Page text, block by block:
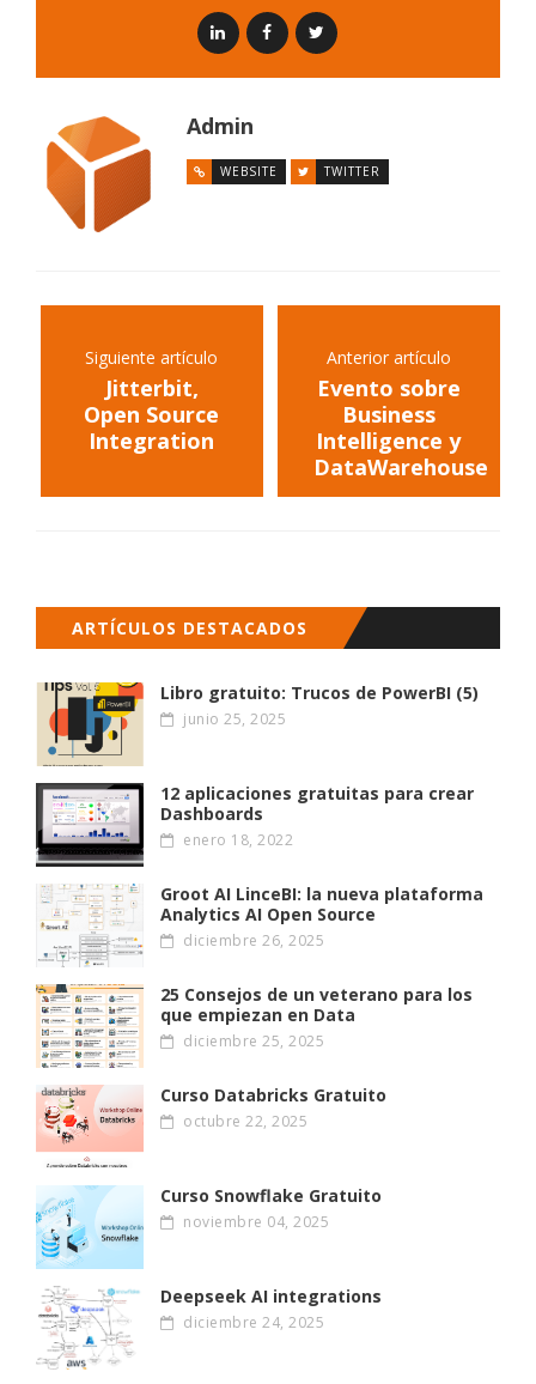
Admin
WEBSITE TWITTER
Siguiente artículo
Jitterbit,
Open Source
Integration
Anterior artículo
Evento sobre
Business
Intelligence y
DataWarehouse
ARTÍCULOS DESTACADOS
Libro gratuito: Trucos de PowerBI (5)
junio 25, 2025
12 aplicaciones gratuitas para crear
Dashboards
enero 18, 2022
Groot AI LinceBI: la nueva plataforma
Analytics AI Open Source
diciembre 26, 2025
25 Consejos de un veterano para los
que empiezan en Data
diciembre 25, 2025
Curso Databricks Gratuito
octubre 22, 2025
Curso Snowflake Gratuito
noviembre 04, 2025
Deepseek AI integrations
diciembre 24, 2025